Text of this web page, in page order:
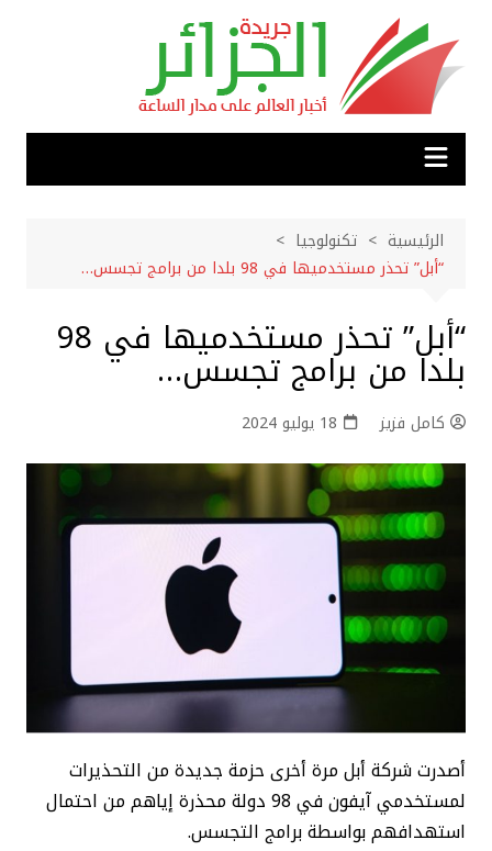
المحتوى
الرئيسية
تكنولوجيا
“أبل” تحذر مستخدميها في 98 بلدا من برامج تجسس…
“أبل” تحذر مستخدميها في 98
بلدا من برامج تجسس…
كامل فزيز 18 يوليو 2024
أصدرت شركة أبل مرة أخرى حزمة جديدة من التحذيرات
لمستخدمي آيفون في 98 دولة محذرة إياهم من احتمال
استهدافهم بواسطة برامج التجسس.